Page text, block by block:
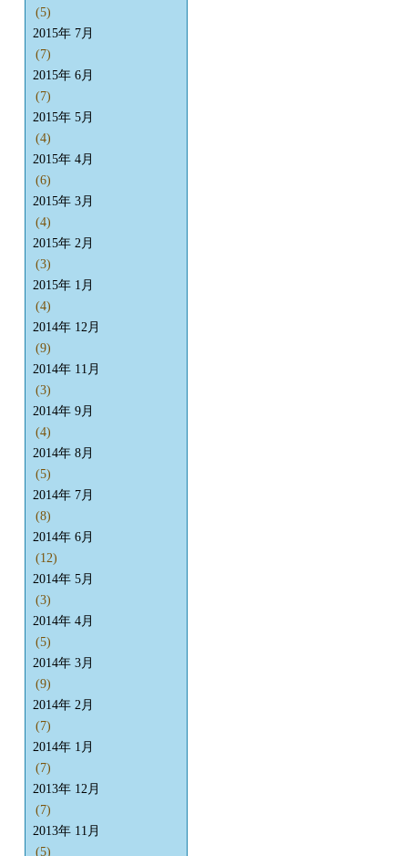
(5)
2015年 7月
(7)
2015年 6月
(7)
2015年 5月
(4)
2015年 4月
(6)
2015年 3月
(4)
2015年 2月
(3)
2015年 1月
(4)
2014年 12月
(9)
2014年 11月
(3)
2014年 9月
(4)
2014年 8月
(5)
2014年 7月
(8)
2014年 6月
(12)
2014年 5月
(3)
2014年 4月
(5)
2014年 3月
(9)
2014年 2月
(7)
2014年 1月
(7)
2013年 12月
(7)
2013年 11月
(5)